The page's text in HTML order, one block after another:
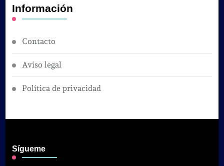
Información
Contacto
Aviso legal
Política de privacidad
Sígueme